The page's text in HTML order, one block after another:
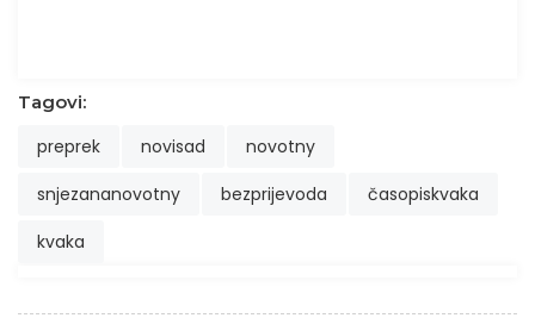
Tagovi:
preprek novisad
novotny
snjezananovotny
bezprijevoda
časopiskvaka
kvaka